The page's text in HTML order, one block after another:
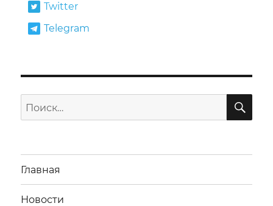
Twitter
Telegram
Искать:
Главная
Новости